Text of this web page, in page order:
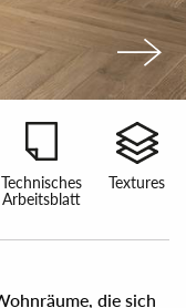
Technisches
Arbeitsblatt
Textures